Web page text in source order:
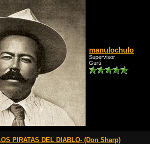
manulochulo
Supervisor
Gurú
PIRATAS DEL DIABLO- (Don Sharp)